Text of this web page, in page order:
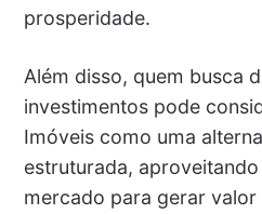
prosperidade.
Além disso, quem busca
investimentos pode
Imóveis como uma
estruturada,
mercado para gerar